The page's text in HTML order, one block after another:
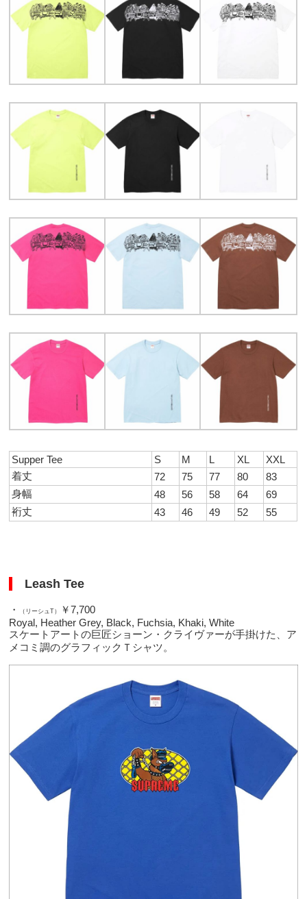
Supper Tee S M L XL
XXL
着丈
72 75 77 80
83
身幅
48 56 58 64
69
裄丈
43 46 49 52 55
Leash Tee
・ （リーシュT）
￥7,700
Royal, Heather Grey, Black, Fuchsia, Khaki, White
スケートアートの巨匠ショーン・クライヴァーが手掛けた、ア
メコミ調のグラフィックＴシャツ。